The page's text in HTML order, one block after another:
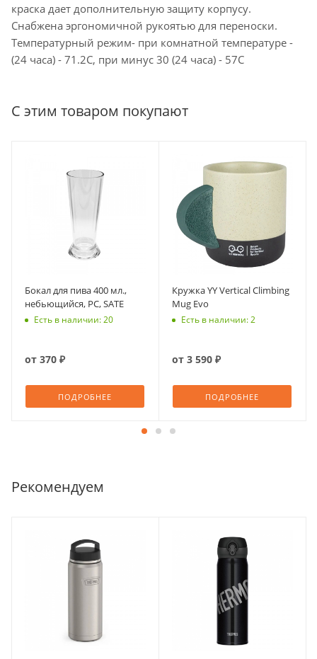
краска дает дополнительную защиту корпусу.
Снабжена эргономичной рукоятью для переноски.
Температурный режим- при комнатной температуре -
(24 часа) - 71.2C, при минус 30 (24 часа) - 57C
С этим товаром покупают
Бокал для пива 400 мл.,
небьющийся, PС, SATE
Есть в наличии: 20
от 370 ₽
ПОДРОБНЕЕ
Кружка YY Vertical Climbing
Mug Evo
Есть в наличии: 2
от 3 590 ₽
ПОДРОБНЕЕ
Рекомендуем